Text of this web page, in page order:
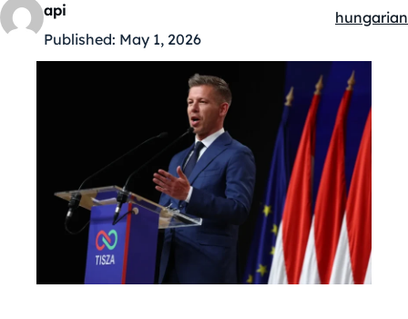
api
Published: May 1, 2026
hungarian